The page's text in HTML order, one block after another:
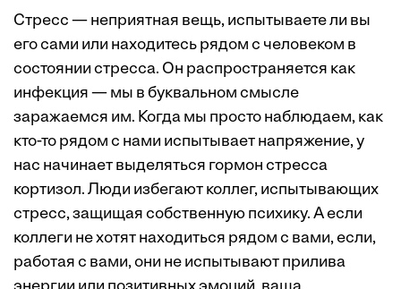
Стресс — неприятная вещь, испытываете ли вы
его сами или находитесь рядом с человеком в
состоянии стресса. Он распространяется как
инфекция — мы в буквальном смысле
заражаемся им. Когда мы просто наблюдаем, как
кто-то рядом с нами испытывает напряжение, у
нас начинает выделяться гормон стресса
кортизол. Люди избегают коллег, испытывающих
стресс, защищая собственную психику. А если
коллеги не хотят находиться рядом с вами, если,
работая с вами, они не испытывают прилива